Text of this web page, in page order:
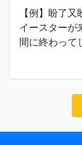
【例】盼了
イースターが
間に終わって